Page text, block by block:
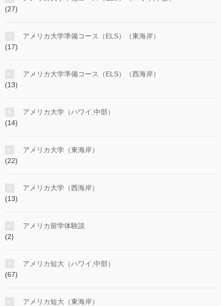
(27)
アメリカ大学準備コース（ELS）（東海岸）
(17)
アメリカ大学準備コース（ELS）（西海岸）
(13)
アメリカ大学（ハワイ,中部）
(14)
アメリカ大学（東海岸）
(22)
アメリカ大学（西海岸）
(13)
アメリカ留学体験談
(2)
アメリカ短大（ハワイ,中部）
(67)
アメリカ短大（東海岸）